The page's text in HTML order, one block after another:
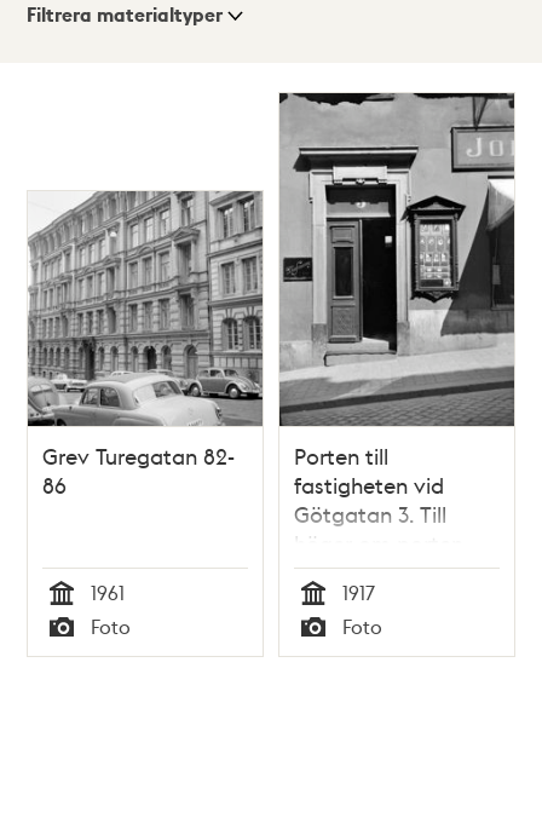
Visningsläge
Filtrera materialtyper
Grev Turegatan 82-
86
Tid
1961
Typ
Foto
Porten till
fastigheten vid
Götgatan 3. Till
höger om porten
syns ett skyltskåp
med bilder tagna av
fotograf Mimmi
Gustafssons som
Tid
1917
Typ
Foto